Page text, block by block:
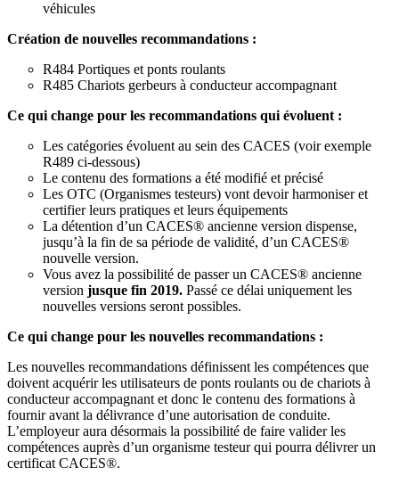
véhicules
Création de nouvelles recommandations :
R484 Portiques et ponts roulants
R485 Chariots gerbeurs à conducteur accompagnant
Ce qui change pour les recommandations qui évoluent :
Les catégories évoluent au sein des CACES (voir exemple
R489 ci-dessous)
Le contenu des formations a été modifié et précisé
Les OTC (Organismes testeurs) vont devoir harmoniser et
certifier leurs pratiques et leurs équipements
La détention d’un CACES® ancienne version dispense,
jusqu’à la fin de sa période de validité, d’un CACES®
nouvelle version.
Vous avez la possibilité de passer un CACES® ancienne
version jusque fin 2019. Passé ce délai uniquement les
nouvelles versions seront possibles.
Ce qui change pour les nouvelles recommandations :
Les nouvelles recommandations définissent les compétences que
doivent acquérir les utilisateurs de ponts roulants ou de chariots à
conducteur accompagnant et donc le contenu des formations à
fournir avant la délivrance d’une autorisation de conduite.
L’employeur aura désormais la possibilité de faire valider les
compétences auprès d’un organisme testeur qui pourra délivrer un
certificat CACES®.